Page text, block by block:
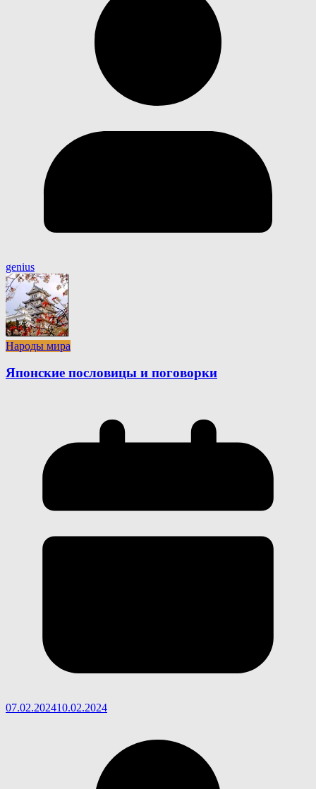
genius
Народы мира
Японские пословицы и поговорки
07.02.202410.02.2024